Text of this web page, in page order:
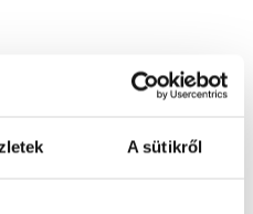
A sütikről
ára